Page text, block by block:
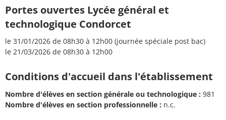
Portes ouvertes Lycée général et
technologique Condorcet
le 31/01/2026 de 08h30 à 12h00 (journée spéciale post bac)
le 21/03/2026 de 08h30 à 12h00
Conditions d'accueil dans l'établissement
Nombre d'élèves en section générale ou technologique : 981
Nombre d'élèves en section professionnelle : n.c.